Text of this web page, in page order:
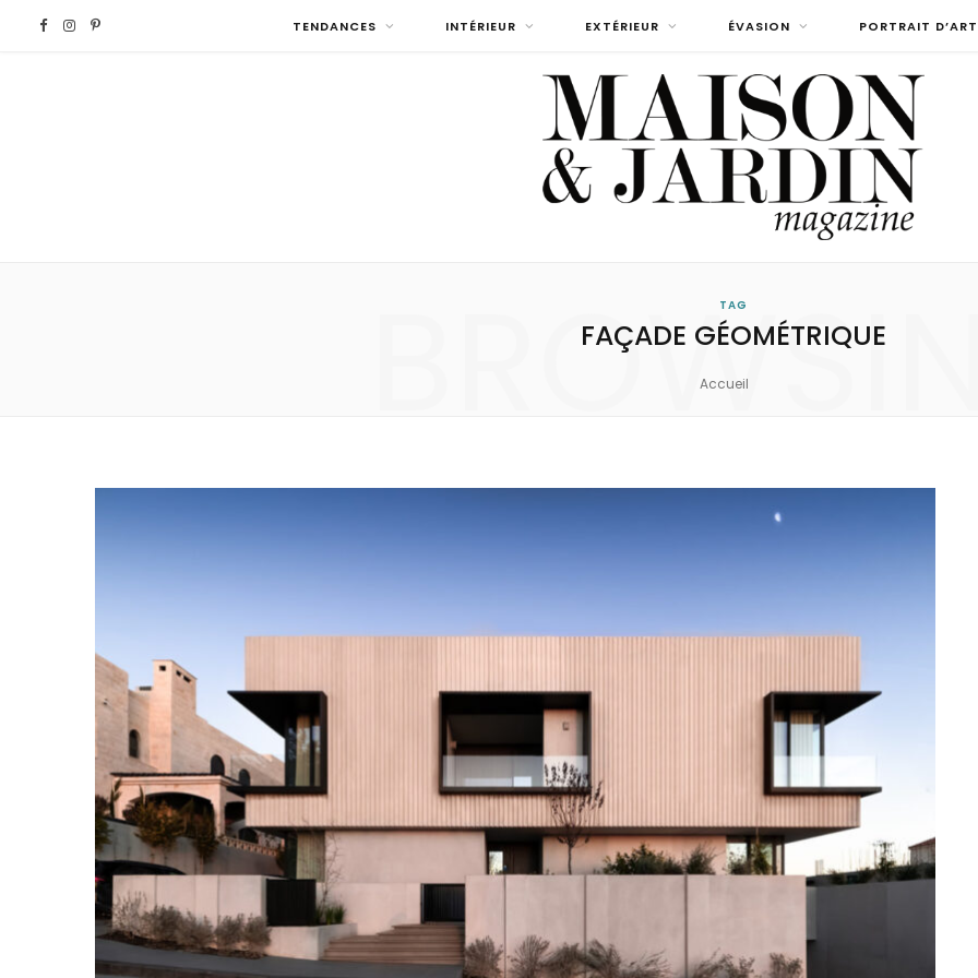
F I P TENDANCES INTÉRIEUR EXTÉRIEUR ÉVASION PORTRAIT
TAG
FAÇADE GÉOMÉTRIQUE
Accueil